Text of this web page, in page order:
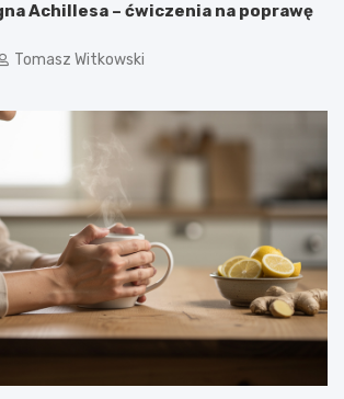
Achillesa – ćwiczenia na poprawę
Tomasz Witkowski